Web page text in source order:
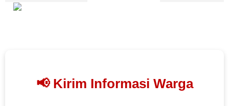
📢 Kirim Informasi Warga